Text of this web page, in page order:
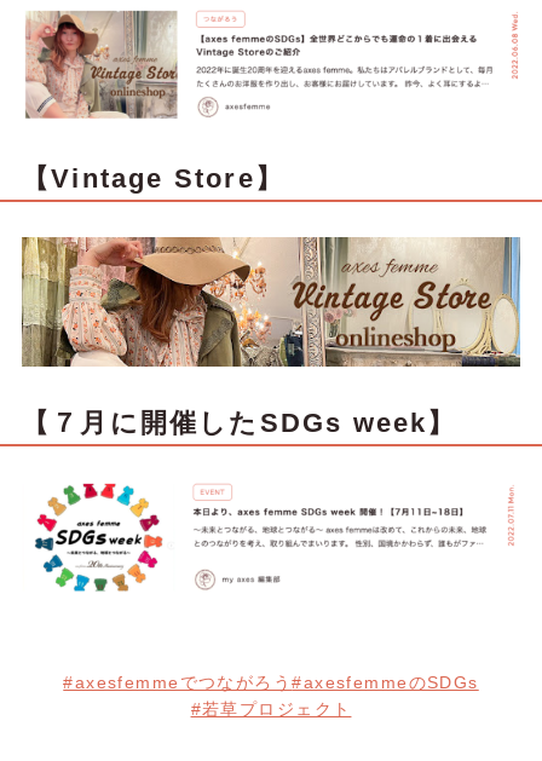
【Vintage Store】
【７月に開催したSDGs week】
#axesfemmeでつながろう#axesfemmeのSDGs
#若草プロジェクト